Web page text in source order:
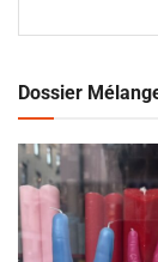
Dossier